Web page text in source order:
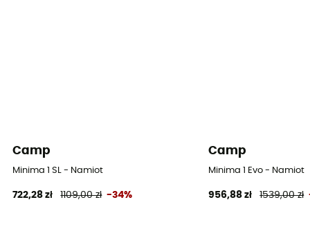
Filet Mesh Polyester
Nylon 70D 190 T/N
Camp
Minima 1 SL - Namiot
722,28 zł 1109,00 zł -34%
Camp
Minima 1 Evo - Namiot
956,88 zł 1539,00 zł